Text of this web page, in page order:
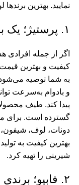
نمایید. بهترین برندها
۱. پرستیژ؛ یک برند عالی لوازم قنادی
اگر از جمله افرادی
کیفیت و بهترین‌
به شما توصیه می‌شود.
و بادوام به‌سرعت
پیدا کند. طیف
گسترده است. برای
دونات، لوف، شیفون،
بهترین کیفیت به
شیرینی را تهیه کرد.
۲. فابیو؛